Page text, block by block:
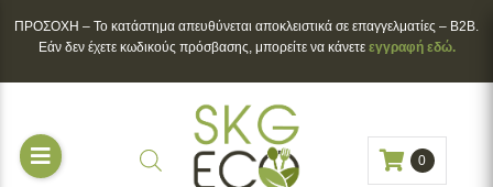
ΠΡΟΣΟΧΗ – To κατάστημα απευθύνεται αποκλειστικά σε επαγγελματίες – B2B.
Εάν δεν έχετε κωδικούς πρόσβασης, μπορείτε να κάνετε εγγραφή εδώ.
0